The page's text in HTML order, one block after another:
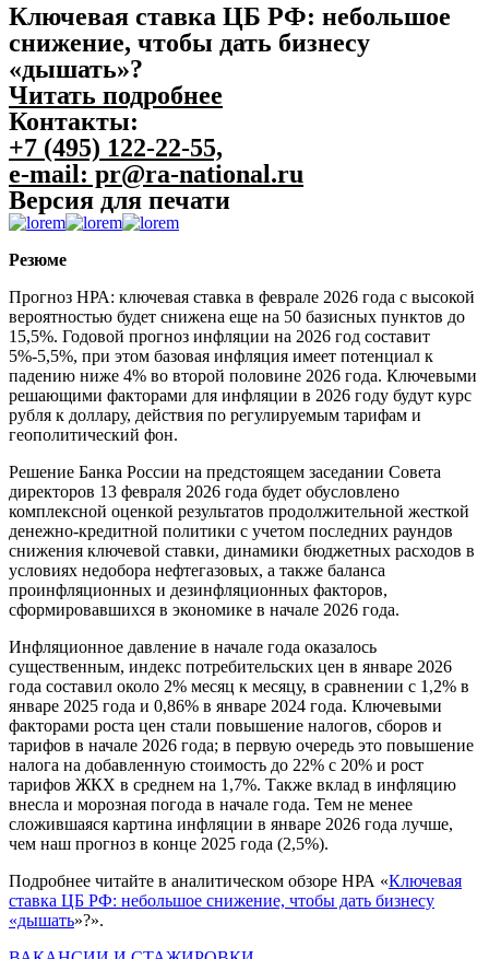
Ключевая ставка ЦБ РФ: небольшое
снижение, чтобы дать бизнесу
«дышать»?
Читать подробнее
Контакты:
+7 (495) 122-22-55,
e-mail: pr@ra-national.ru
Версия для печати
Резюме
Прогноз НРА: ключевая ставка в феврале 2026 года с высокой
вероятностью будет снижена еще на 50 базисных пунктов до
15,5%. Годовой прогноз инфляции на 2026 год составит
5%-5,5%, при этом базовая инфляция имеет потенциал к
падению ниже 4% во второй половине 2026 года. Ключевыми
решающими факторами для инфляции в 2026 году будут курс
рубля к доллару, действия по регулируемым тарифам и
геополитический фон.
Решение Банка России на предстоящем заседании Совета
директоров 13 февраля 2026 года будет обусловлено
комплексной оценкой результатов продолжительной жесткой
денежно-кредитной политики с учетом последних раундов
снижения ключевой ставки, динамики бюджетных расходов в
условиях недобора нефтегазовых, а также баланса
проинфляционных и дезинфляционных факторов,
сформировавшихся в экономике в начале 2026 года.
Инфляционное давление в начале года оказалось
существенным, индекс потребительских цен в январе 2026
года составил около 2% месяц к месяцу, в сравнении с 1,2% в
январе 2025 года и 0,86% в январе 2024 года. Ключевыми
факторами роста цен стали повышение налогов, сборов и
тарифов в начале 2026 года; в первую очередь это повышение
налога на добавленную стоимость до 22% с 20% и рост
тарифов ЖКХ в среднем на 1,7%. Также вклад в инфляцию
внесла и морозная погода в начале года. Тем не менее
сложившаяся картина инфляции в январе 2026 года лучше,
чем наш прогноз в конце 2025 года (2,5%).
Подробнее читайте в аналитическом обзоре НРА «Ключевая
ставка ЦБ РФ: небольшое снижение, чтобы дать бизнесу
«дышать»?».